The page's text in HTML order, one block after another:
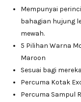
Mempunyai
bahagian hujung
mewah.
5 Pilihan Warna
Maroon
Sesuai bagi
Percuma Kotak
Percuma Sampul